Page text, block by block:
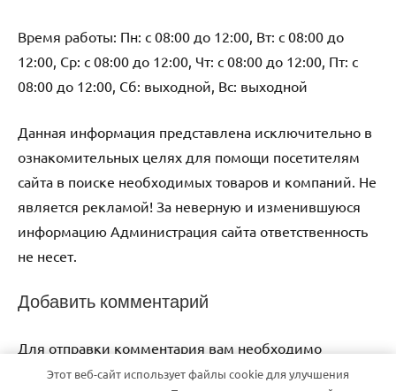
Время работы: Пн: с 08:00 до 12:00, Вт: с 08:00 до
12:00, Ср: с 08:00 до 12:00, Чт: с 08:00 до 12:00, Пт: с
08:00 до 12:00, Сб: выходной, Вс: выходной
Данная информация представлена исключительно в
ознакомительных целях для помощи посетителям
сайта в поиске необходимых товаров и компаний. Не
является рекламой! За неверную и изменившуюся
информацию Администрация сайта ответственность
не несет.
Добавить комментарий
Для отправки комментария вам необходимо
авторизоваться
Этот веб-сайт использует файлы cookie для улучшения